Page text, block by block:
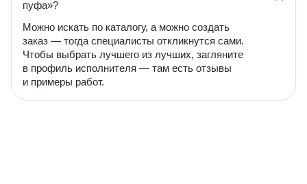
пуфа»?
Можно искать по каталогу, а можно создать
заказ — тогда специалисты откликнутся сами.
Чтобы выбрать лучшего из лучших, загляните
в профиль исполнителя — там есть отзывы
и примеры работ.